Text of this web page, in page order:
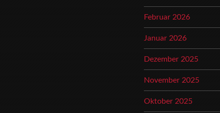
Februar 2026
Januar 2026
Dezember 2025
November 2025
Oktober 2025